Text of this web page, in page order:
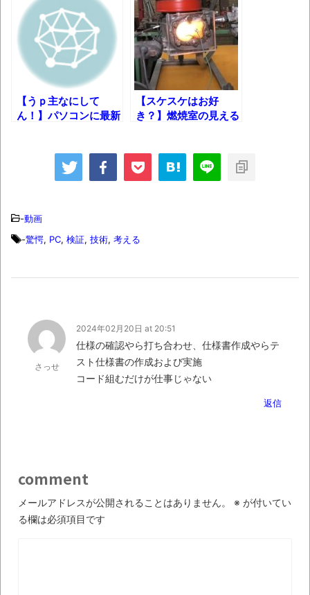
ん（上）（下）」発売
【画像】整形で2400万円超えの美女、水着
グラビアに挑戦
歴ログは10周年ですがnoteに引っ越します
進撃の巨人シーズン7 ファイナルシーズンの
TBS「マツコの知らない世界」スタグル特
されてきた可能性・・・・・・・・・
飛行
【中国】パトカーの前で好演技www当たり
屋やお煽り運転など盛りだくさん
「ム、ムリです・・・」メガネ美人ナース
に入院中のオレのオナサポ懇願したら・・・
ナチスドイツは何故バルバロッサ作戦とか
ブログお引越しのお知らせ
【うｐ主なにして
ん！】パソコンに最新
【スケスケはお好
き？】燃焼室の見える
-動画
-驚愕, PC, 検証, 技術, 考える
さっせ
2024年02月20日 at 20:51
仕様の確認やら打ち合わせ、仕様書作成やらテ
スト仕様書の作成および実施
コード組むだけが仕事じゃない
返信
comment
メールアドレスが公開されることはありません。 ※ が付いてい
る欄は必須項目です